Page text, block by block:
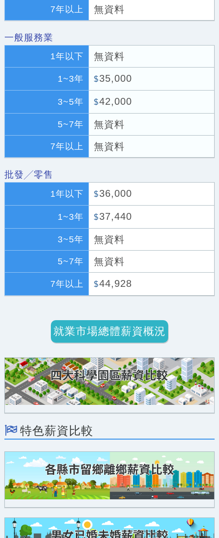
7年以上 無資料
一般服務業
1年以下 無資料
1~3年 $35,000
3~5年 $42,000
5~7年 無資料
7年以上 無資料
批發╱零售
1年以下 $36,000
1~3年 $37,440
3~5年 無資料
5~7年 無資料
7年以上 $44,928
就業市場總體薪資概況
特色薪資比較